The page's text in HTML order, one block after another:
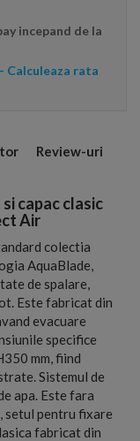
incepand de la
- Calculeaza rata
Review-uri
capac clasic
Air
colectia
AquaBlade,
de spalare,
Este fabricat din
evacuare
specifice
mm, fiind
Sistemul de
apa. Este fara
setul pentru fixare
fabricat din